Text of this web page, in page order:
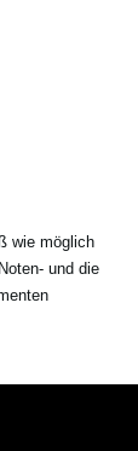
wie möglich
und die